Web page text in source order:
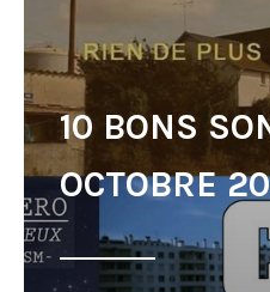
10 BONS
OCTOBRE